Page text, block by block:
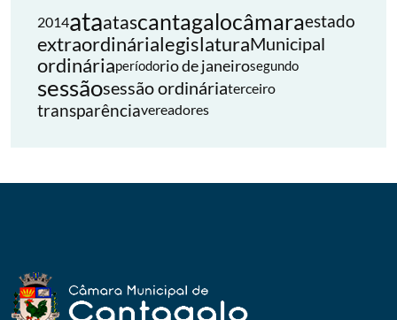
2014ataatascantagalocâmaraestado
extraordinárialegislaturaMunicipal
ordináriaperíodorio de janeirosegundo
sessãosessão ordináriaterceiro
transparênciavereadores